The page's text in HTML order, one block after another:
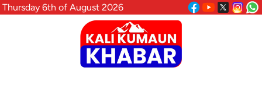
Thursday 6th of August 2026